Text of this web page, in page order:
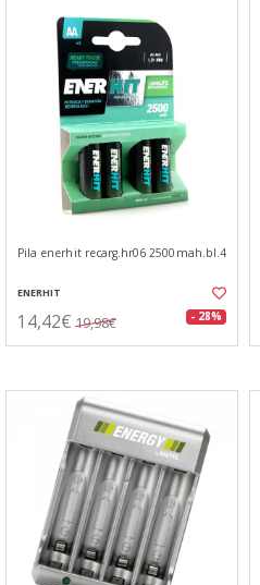
Pila enerhit recarg.hr06 2500mah.bl.4
ENERHIT
14,42€ 19,98€ - 28%